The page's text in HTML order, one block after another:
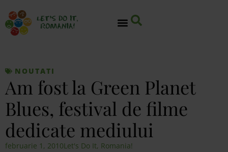
NOUTATI
Am fost la Green Planet
Blues, festival de filme
dedicate mediului
februarie 1, 2010Let's Do It, Romania!